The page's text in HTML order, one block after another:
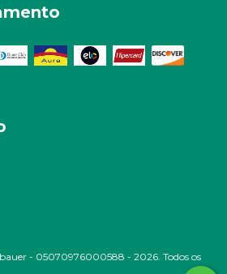
- 05070976000588 - 2026. Todos os